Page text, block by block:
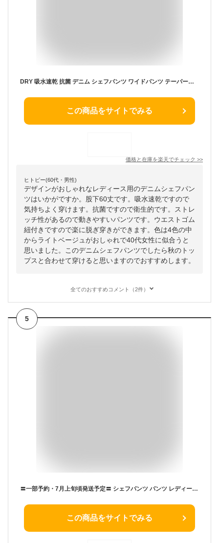
DRY 吸水速乾 抗菌 デニム シェフパンツ ワイドパンツ テーパードパンツ ワイドテーパード イージーパンツ ウエストゴム ウエスト紐付き アンクル丈 ストレッチ レディース S M L LL 2L 3L 4L 股下60cm 大きいサイズ 春夏
この商品をサイトでみる
価格と在庫を楽天でチェック >>
ヒトピー(60代・男性)
デザインがおしゃれなレディース用のデニムシェフパン
ツはいかがですか。股下60丈です。吸水速乾ですので
気持ちよく穿けます。抗菌ですので衛生的です。ストレ
ッチ性があるので動きやすいパンツです。ウエストゴム
紐付きですので楽に脱ぎ穿きができます。色は4色の中
からライトベージュがおしゃれで40代女性に似合うと
思いました。このデニムシェフパンツでしたら秋のトッ
プスと合わせて穿けると思いますのでおすすめします。
全てのおすすめコメント（2件）
5
〓一部予約・7月上旬頃発送予定〓 シェフパンツ パンツ レディース メンズ ユニセックス 男女兼用 ゆったり 大きいサイズ 高身長 リラックス ウエストゴム 秋 冬 春 夏 イージーパンツ ズボン ボトムス デニム チェック 綿麻 無地 トールサイズ
この商品をサイトでみる